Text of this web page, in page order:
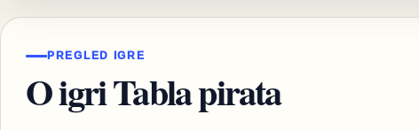
PREGLED IGRE
O igri Tabla pirata